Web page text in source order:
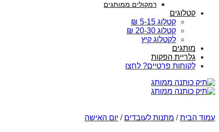
רמקולים ממותגים
קטלוגים
קטלוג 5-15 ₪
קטלוג 20-30 ₪
לקטלוג קיץ
מותגים
גלריית הפקות
לקוחות פרטיים? לחצו
עמוד הבית / מתנות לעובדים / יום האישה